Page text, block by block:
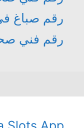
رقم صباغ
رقم فني